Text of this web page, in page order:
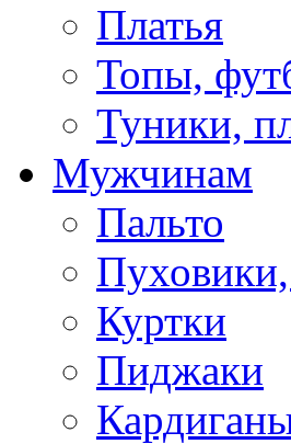
Платья
Топы,
Туники,
Мужчинам
Пальто
Куртки
Пиджаки